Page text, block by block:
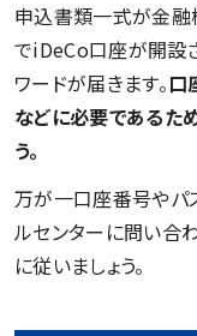
申込書類一式が金融
でiDeCo口座が開設
ワードが届きます。口
などに必要であるた
う。
万が一口座番号やパ
ルセンターに問い合
に従いましょう。